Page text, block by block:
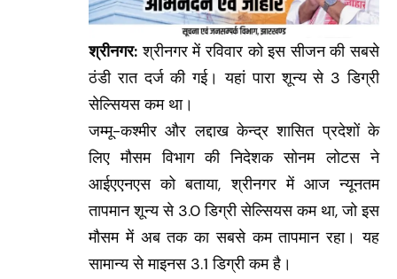
श्रीनगर: श्रीनगर में रविवार को इस सीजन की सबसे
ठंडी रात दर्ज की गई। यहां पारा शून्य से 3 डिग्री
सेल्सियस कम था।
जम्मू-कश्मीर और लद्दाख केन्द्र शासित प्रदेशों के
लिए मौसम विभाग की निदेशक सोनम लोटस ने
आईएएनएस को बताया, श्रीनगर में आज न्यूनतम
तापमान शून्य से 3.0 डिग्री सेल्सियस कम था, जो इस
मौसम में अब तक का सबसे कम तापमान रहा। यह
सामान्य से माइनस 3.1 डिग्री कम है।